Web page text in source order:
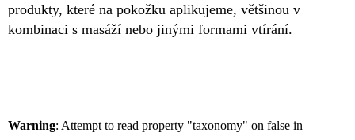
produkty, které na pokožku aplikujeme, většinou v
kombinaci s masáží nebo jinými formami vtírání.
Warning: Attempt to read property "taxonomy" on false in